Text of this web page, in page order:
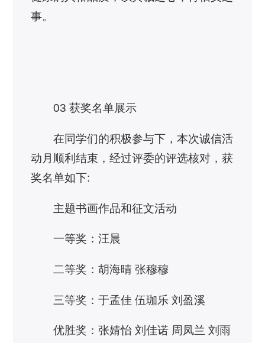
事。
03 获奖名单展示
在同学们的积极参与下，本次诚信活
动月顺利结束，经过评委的评选核对，获
奖名单如下:
主题书画作品和征文活动
一等奖：汪晨
二等奖：胡海晴 张穆穆
三等奖：于孟佳 伍珈乐 刘盈溪
优胜奖：张婧怡 刘佳诺 周凤兰 刘雨